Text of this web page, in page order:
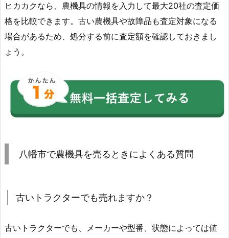
ヒカカクなら、農機具の情報を入力して最大20社の査定価
格を比較できます。古い農機具や故障品も査定対象になる
場合があるため、処分する前に査定額を確認しておきまし
ょう。
八幡市で農機具を売るときによくある質問
古いトラクターでも売れますか？
古いトラクターでも、メーカーや型番、状態によっては値